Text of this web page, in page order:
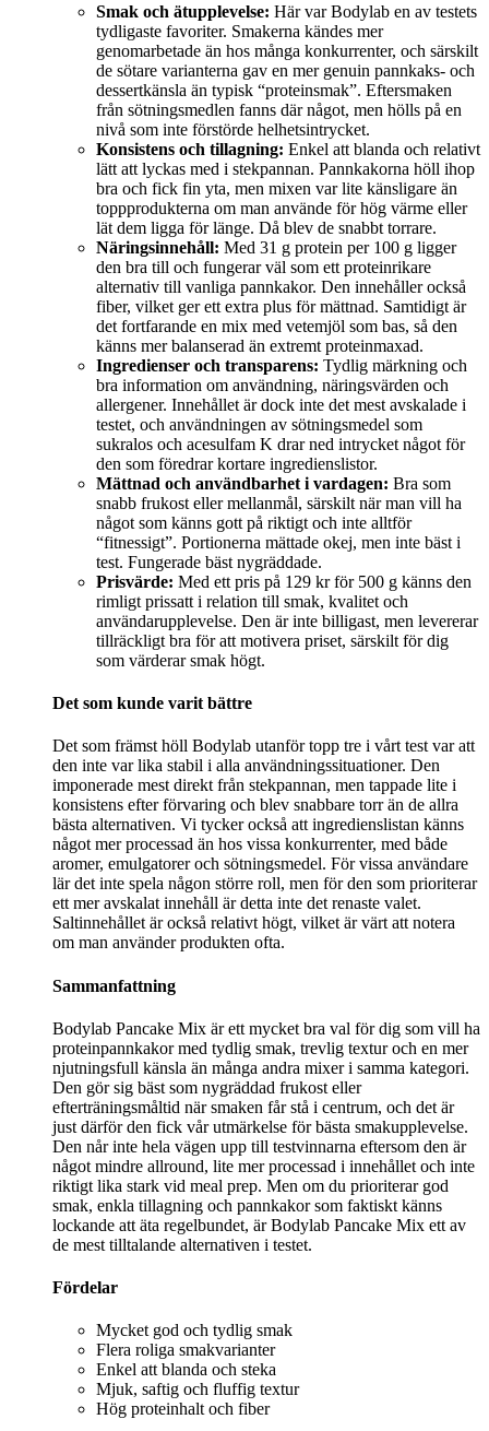
Smak och ätupplevelse: Här var Bodylab en av testets
tydligaste favoriter. Smakerna kändes mer
genomarbetade än hos många konkurrenter, och särskilt
de sötare varianterna gav en mer genuin pannkaks- och
dessertkänsla än typisk “proteinsmak”. Eftersmaken
från sötningsmedlen fanns där något, men hölls på en
nivå som inte förstörde helhetsintrycket.
Konsistens och tillagning: Enkel att blanda och relativt
lätt att lyckas med i stekpannan. Pannkakorna höll ihop
bra och fick fin yta, men mixen var lite känsligare än
toppprodukterna om man använde för hög värme eller
lät dem ligga för länge. Då blev de snabbt torrare.
Näringsinnehåll: Med 31 g protein per 100 g ligger
den bra till och fungerar väl som ett proteinrikare
alternativ till vanliga pannkakor. Den innehåller också
fiber, vilket ger ett extra plus för mättnad. Samtidigt är
det fortfarande en mix med vetemjöl som bas, så den
känns mer balanserad än extremt proteinmaxad.
Ingredienser och transparens: Tydlig märkning och
bra information om användning, näringsvärden och
allergener. Innehållet är dock inte det mest avskalade i
testet, och användningen av sötningsmedel som
sukralos och acesulfam K drar ned intrycket något för
den som föredrar kortare ingredienslistor.
Mättnad och användbarhet i vardagen: Bra som
snabb frukost eller mellanmål, särskilt när man vill ha
något som känns gott på riktigt och inte alltför
“fitnessigt”. Portionerna mättade okej, men inte bäst i
test. Fungerade bäst nygräddade.
Prisvärde: Med ett pris på 129 kr för 500 g känns den
rimligt prissatt i relation till smak, kvalitet och
användarupplevelse. Den är inte billigast, men levererar
tillräckligt bra för att motivera priset, särskilt för dig
som värderar smak högt.
Det som kunde varit bättre
Det som främst höll Bodylab utanför topp tre i vårt test var att
den inte var lika stabil i alla användningssituationer. Den
imponerade mest direkt från stekpannan, men tappade lite i
konsistens efter förvaring och blev snabbare torr än de allra
bästa alternativen. Vi tycker också att ingredienslistan känns
något mer processad än hos vissa konkurrenter, med både
aromer, emulgatorer och sötningsmedel. För vissa användare
lär det inte spela någon större roll, men för den som prioriterar
ett mer avskalat innehåll är detta inte det renaste valet.
Saltinnehållet är också relativt högt, vilket är värt att notera
om man använder produkten ofta.
Sammanfattning
Bodylab Pancake Mix är ett mycket bra val för dig som vill ha
proteinpannkakor med tydlig smak, trevlig textur och en mer
njutningsfull känsla än många andra mixer i samma kategori.
Den gör sig bäst som nygräddad frukost eller
efterträningsmåltid när smaken får stå i centrum, och det är
just därför den fick vår utmärkelse för bästa smakupplevelse.
Den når inte hela vägen upp till testvinnarna eftersom den är
något mindre allround, lite mer processad i innehållet och inte
riktigt lika stark vid meal prep. Men om du prioriterar god
smak, enkla tillagning och pannkakor som faktiskt känns
lockande att äta regelbundet, är Bodylab Pancake Mix ett av
de mest tilltalande alternativen i testet.
Fördelar
Mycket god och tydlig smak
Flera roliga smakvarianter
Enkel att blanda och steka
Mjuk, saftig och fluffig textur
Hög proteinhalt och fiber